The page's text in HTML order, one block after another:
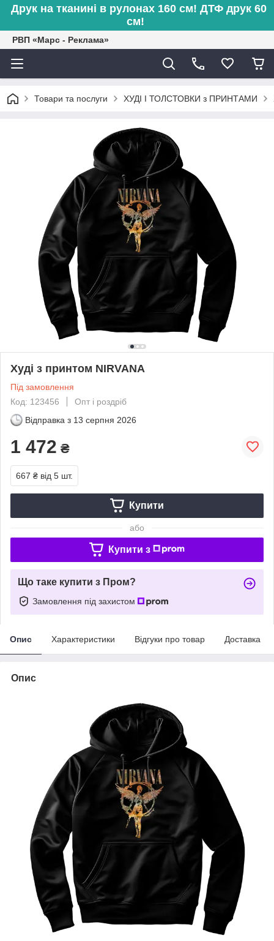
Друк на тканині в рулонах 160 см! ДТФ друк 60
см!
РВП «Марс - Реклама»
Товари та послуги ХУДІ І ТОЛСТОВКИ з ПРИНТАМИ
Худі з принтом NIRVANA
Під замовлення
Код: 123456
Опт і роздріб
Відправка з 13 серпня 2026
1 472 ₴
667 ₴ від 5 шт.
Купити
або
Купити з
Що таке купити з Пром?
Замовлення під захистом
Опис Характеристики Відгуки про товар Доставка
Опис